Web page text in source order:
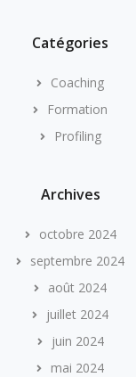
Catégories
Coaching
Formation
Profiling
Archives
octobre 2024
septembre 2024
août 2024
juillet 2024
juin 2024
mai 2024